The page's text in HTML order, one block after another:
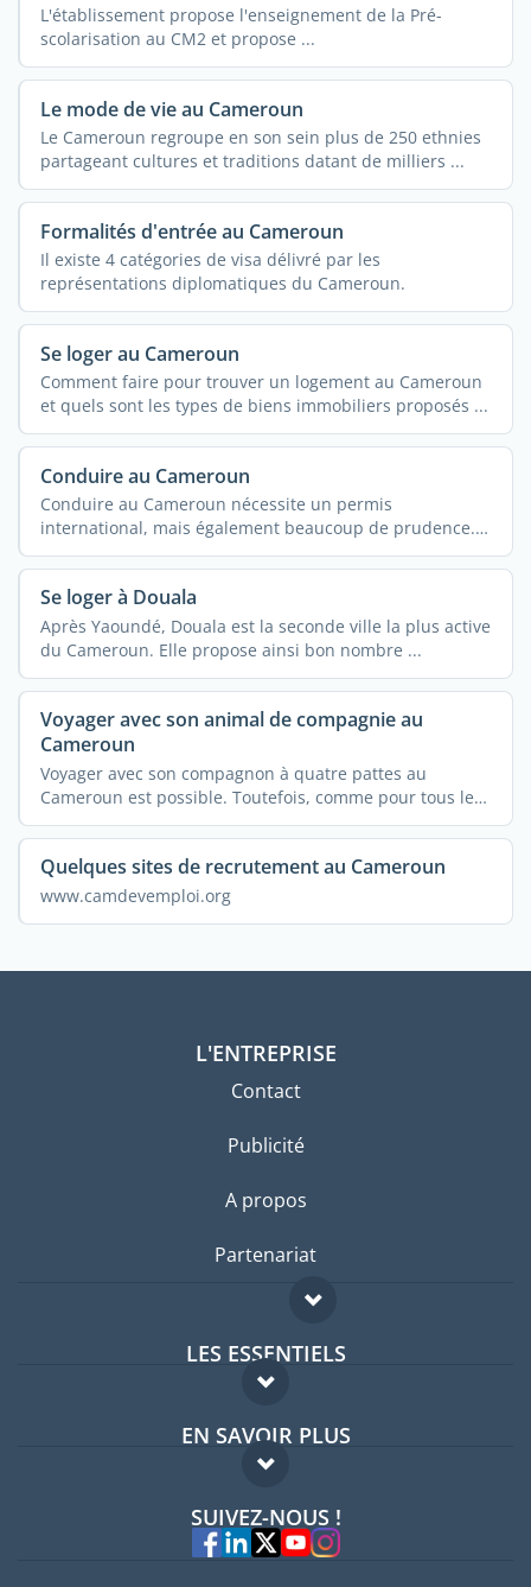
L'établissement propose l'enseignement de la Pré-
scolarisation au CM2 et propose ...
Le mode de vie au Cameroun
Le Cameroun regroupe en son sein plus de 250 ethnies
partageant cultures et traditions datant de milliers ...
Formalités d'entrée au Cameroun
Il existe 4 catégories de visa délivré par les
représentations diplomatiques du Cameroun.
Se loger au Cameroun
Comment faire pour trouver un logement au Cameroun
et quels sont les types de biens immobiliers proposés ...
Conduire au Cameroun
Conduire au Cameroun nécessite un permis
international, mais également beaucoup de prudence.
...
Se loger à Douala
Après Yaoundé, Douala est la seconde ville la plus active
du Cameroun. Elle propose ainsi bon nombre ...
Voyager avec son animal de compagnie au
Cameroun
Voyager avec son compagnon à quatre pattes au
Cameroun est possible. Toutefois, comme pour tous les
autres ...
Quelques sites de recrutement au Cameroun
www.camdevemploi.org
L'ENTREPRISE
Contact
Publicité
A propos
Partenariat
LES ESSENTIELS
Forum expatriés
Guides pays
EN SAVOIR PLUS
FAQ
Experts
SUIVEZ-NOUS !